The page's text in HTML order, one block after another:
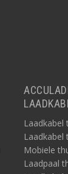
Laadkabel
Laadkabel
Mobiele
Laadpaal